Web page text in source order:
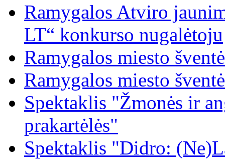
Ramygalos Atviro
LT“ konkurso nugalėtoju
Ramygalos miesto šventė
Ramygalos miesto šventė
Spektaklis "Žmonės ir
prakartėlės"
Spektaklis "Didro: